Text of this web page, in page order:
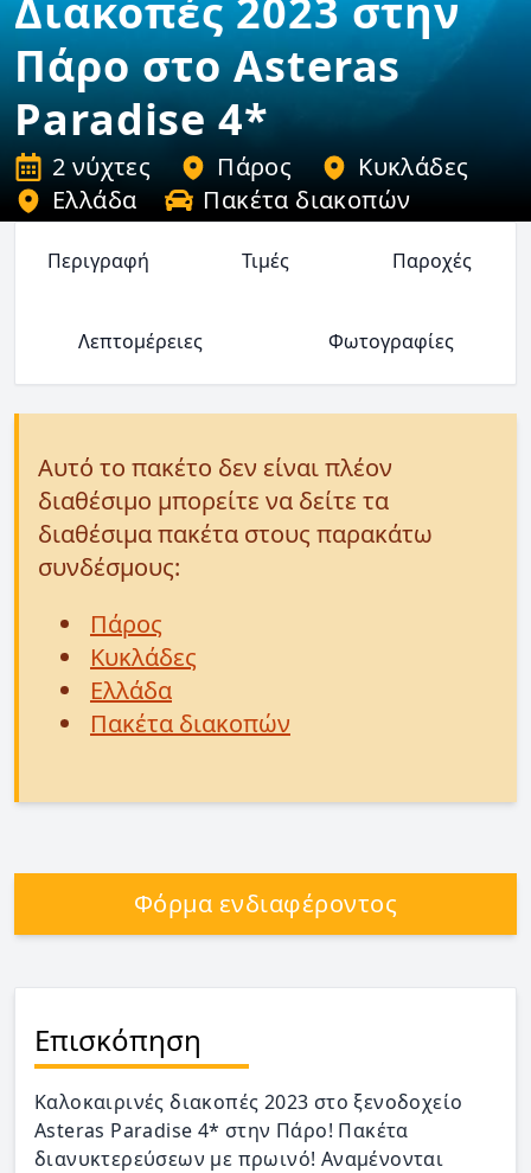
Διακοπές 2023 στην
Πάρο στο Asteras
Paradise 4*
2 νύχτες Πάρος
Κυκλάδες
Ελλάδα
Πακέτα διακοπών
Περιγραφή Τιμές Παροχές
Λεπτομέρειες Φωτογραφίες
Αυτό το πακέτο δεν είναι πλέον
διαθέσιμο μπορείτε να δείτε τα
διαθέσιμα πακέτα στους παρακάτω
συνδέσμους:
Πάρος
Κυκλάδες
Ελλάδα
Πακέτα διακοπών
Φόρμα ενδιαφέροντος
Επισκόπηση
Καλοκαιρινές διακοπές 2023 στο ξενοδοχείο
Asteras Paradise 4* στην Πάρο! Πακέτα
διανυκτερεύσεων με πρωινό! Αναμένονται